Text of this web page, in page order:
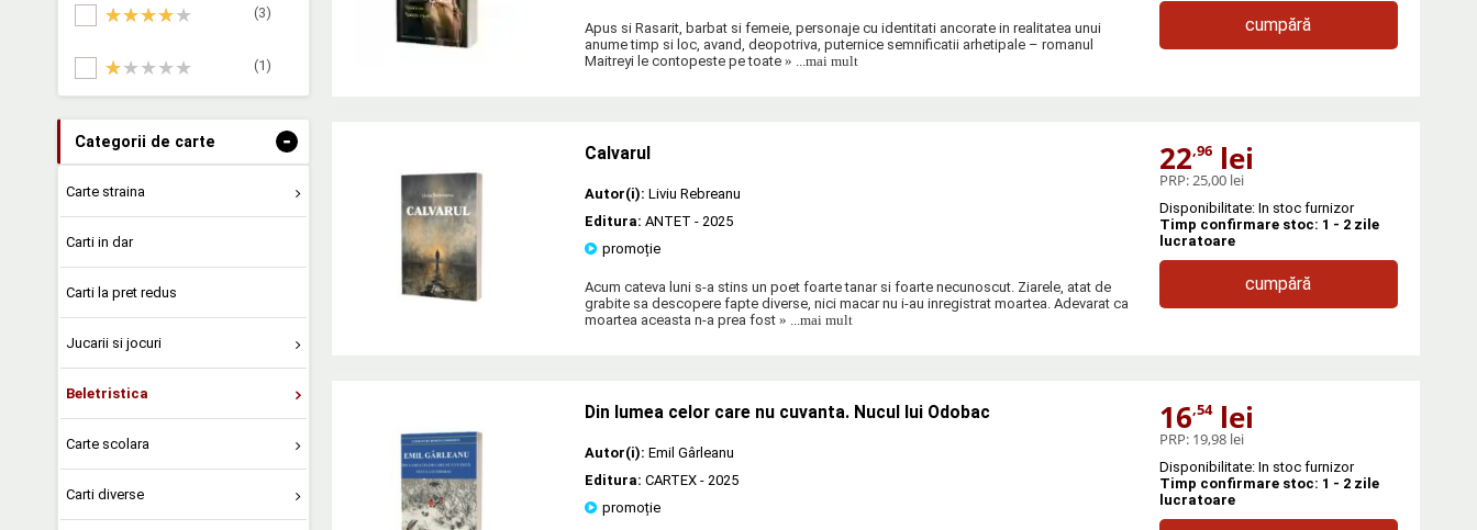
(3)
(1)
Categorii de carte -
Carte straina
Carti in dar
Carti la pret redus
Jucarii si jocuri
Beletristica
Carte scolara
Carti diverse
Apus si Rasarit, barbat si femeie, personaje cu identitati ancorate in realitatea unui
anume timp si loc, avand, deopotriva, puternice semnificatii arhetipale – romanul
Maitreyi le contopeste pe toate » ...mai mult
cumpără
Calvarul
Autor(i): Liviu Rebreanu
Editura: ANTET - 2025
promoție
Acum cateva luni s-a stins un poet foarte tanar si foarte necunoscut. Ziarele, atat de
grabite sa descopere fapte diverse, nici macar nu i-au inregistrat moartea. Adevarat ca
moartea aceasta n-a prea fost » ...mai mult
22,96lei
PRP: 25,00 lei
Disponibilitate: In stoc furnizor
Timp confirmare stoc: 1 - 2 zile
lucratoare
cumpără
Din lumea celor care nu cuvanta. Nucul lui Odobac
Autor(i): Emil Gârleanu
Editura: CARTEX - 2025
promoție
16,54lei
PRP: 19,98 lei
Disponibilitate: In stoc furnizor
Timp confirmare stoc: 1 - 2 zile
lucratoare